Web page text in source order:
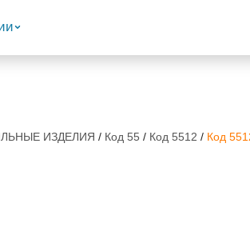
ИЗДЕЛИЯ / Код 55 / Код 5512 / Код